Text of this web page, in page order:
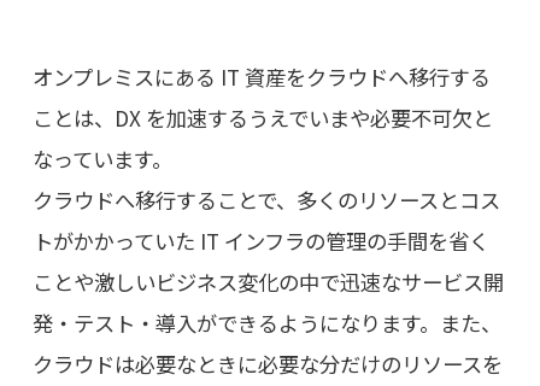
オンプレミスにある IT 資産をクラウドへ移行する
ことは、DX を加速するうえでいまや必要不可欠と
なっています。
クラウドへ移行することで、多くのリソースとコス
トがかかっていた IT インフラの管理の手間を省く
ことや激しいビジネス変化の中で迅速なサービス開
発・テスト・導入ができるようになります。また、
クラウドは必要なときに必要な分だけのリソースを